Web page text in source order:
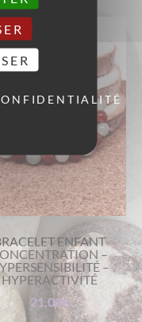
ENFANT
–
–
HYPERACTIVITÉ
21,00€